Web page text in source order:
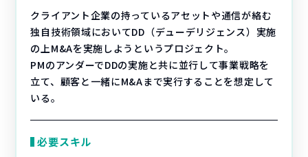
クライアント企業の持っているアセットや通信が絡む
独自技術領域においてDD（デューデリジェンス）実施
の上M&Aを実施しようというプロジェクト。
PMのアンダーでDDの実施と共に並行して事業戦略を
立て、顧客と一緒にM&Aまで実行することを想定して
いる。
必要スキル